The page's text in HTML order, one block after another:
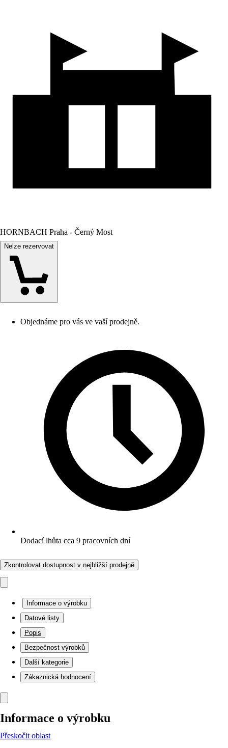
HORNBACH Praha - Černý Most
Nelze rezervovat
Objednáme pro vás ve vaší prodejně.
Dodací lhůta cca 9 pracovních dní
Zkontrolovat dostupnost v nejbližší prodejně
Informace o výrobku
Datové listy
Popis
Bezpečnost výrobků
Další kategorie
Zákaznická hodnocení
Informace o výrobku
Přeskočit oblast